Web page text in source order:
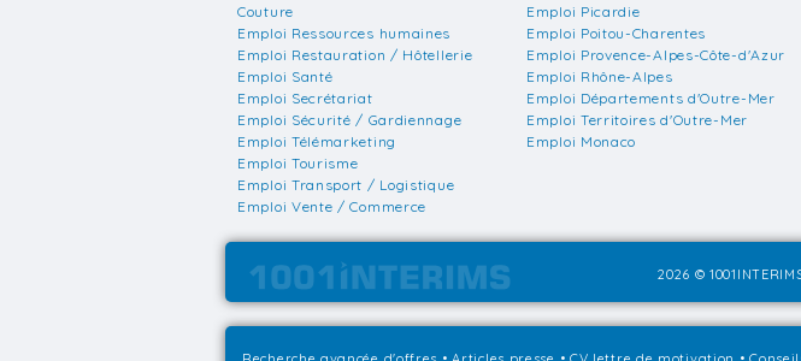
Couture
Emploi Ressources humaines
Emploi Restauration / Hôtellerie
Emploi Santé
Emploi Secrétariat
Emploi Sécurité / Gardiennage
Emploi Télémarketing
Emploi Tourisme
Emploi Transport / Logistique
Emploi Vente / Commerce
Emploi Picardie
Emploi Poitou-Charentes
Emploi Provence-Alpes-Côte-d'Azur
Emploi Rhône-Alpes
Emploi Départements d'Outre-Mer
Emploi Territoires d'Outre-Mer
Emploi Monaco
2026 ©